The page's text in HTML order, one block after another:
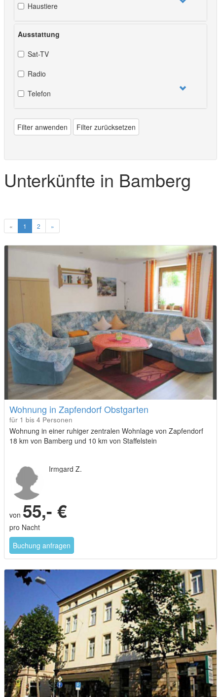
Haustiere
Ausstattung
Sat-TV
Radio
Telefon
Filter anwenden Filter zurücksetzen
Unterkünfte in Bamberg
« 1 2 »
Wohnung in Zapfendorf Obstgarten
für 1 bis 4 Personen
Wohnung in einer ruhiger zentralen Wohnlage von Zapfendorf
18 km von Bamberg und 10 km von Staffelstein
Irmgard Z.
von 55,- €
pro Nacht
Buchung anfragen